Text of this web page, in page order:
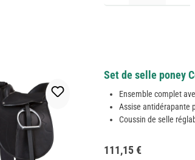
Set de selle poney
Ensemble complet
Assise antidérapante
Coussin de selle
Prix régulier :
111,15 €